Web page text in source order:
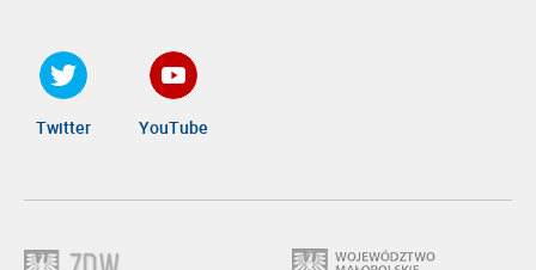
Twitter YouTube